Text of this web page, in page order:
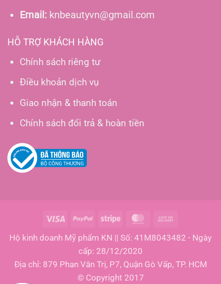
Email:knbeautyvn@gmail.com
HỖ TRỢ KHÁCH HÀNG
Chính sách riêng tư
Điều khoản dịch vụ
Giao nhận & thanh toán
Chính sách đổi trả & hoàn tiền
Visa PayPal Stripe MasterCard
Delivery
Hộ kinh doanh Mỹ phẩm KN || Số: 41M8043482 - Ngày
cấp: 28/12/2020
Địa chỉ: 879 Phan Văn Trị, P7, Quận Gò Vấp, TP. HCM
© Copyright 2017